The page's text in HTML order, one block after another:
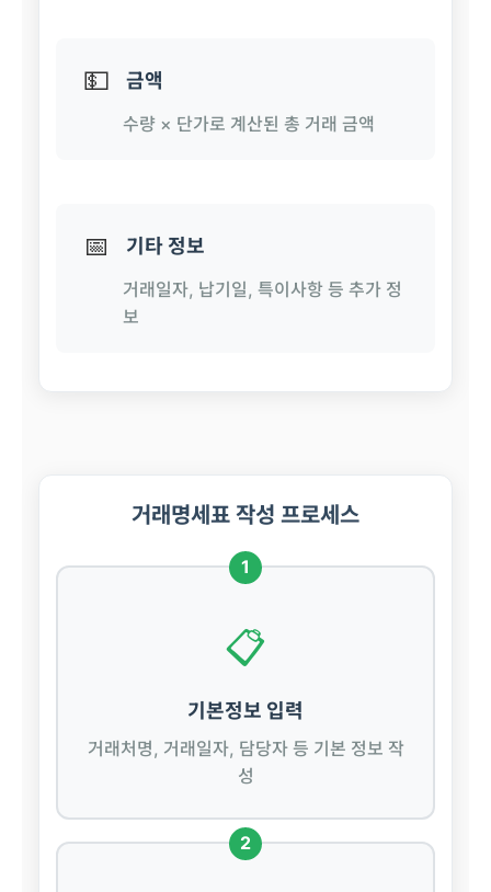
💵 금액
수량 × 단가로 계산된 총 거래 금액
📅 기타 정보
거래일자, 납기일, 특이사항 등 추가 정
보
거래명세표 작성 프로세스
1
📋
기본정보 입력
거래처명, 거래일자, 담당자 등 기본 정보 작
성
2